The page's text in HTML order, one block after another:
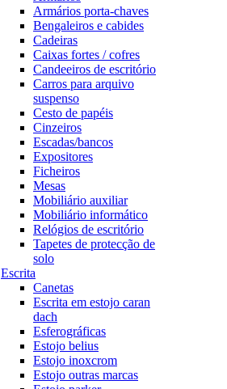
Armários porta-chaves
Bengaleiros e cabides
Cadeiras
Caixas fortes / cofres
Candeeiros de escritório
Carros para arquivo
suspenso
Cesto de papéis
Cinzeiros
Escadas/bancos
Expositores
Ficheiros
Mesas
Mobiliário auxiliar
Mobiliário informático
Relógios de escritório
Tapetes de protecção de
solo
Escrita
Canetas
Escrita em estojo caran
dach
Esferográficas
Estojo belius
Estojo inoxcrom
Estojo outras marcas